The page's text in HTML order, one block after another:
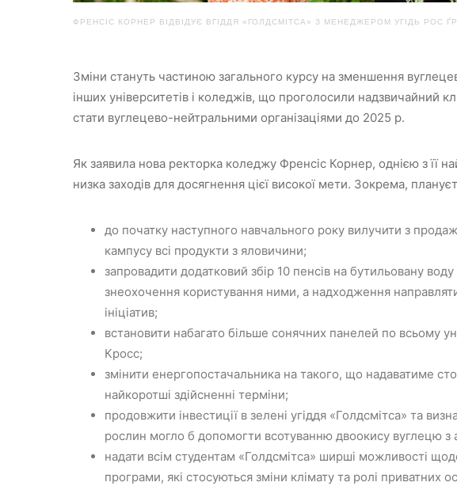
ФРЕНСІС КОРНЕР ВІДВІДУЄ ВГІДДЯ «ГОЛДСМІТСА» З МЕНЕДЖЕРОМ УГІДЬ РОС
Зміни стануть частиною загального курсу на зменшення
інших університетів і коледжів, що проголосили надзвичайний
стати вуглецево-нейтральними організаціями до 2025 р.
Як заявила нова ректорка коледжу Френсіс Корнер, однією з її
низка заходів для досягнення цієї високої мети. Зокрема,
до початку наступного навчального року вилучити з
кампусу всі продукти з яловичини;
запровадити додатковий збір 10 пенсів на бутильовану
знеохочення користування ними, а надходження
ініціатив;
встановити набагато більше сонячних панелей по всьому
Кросс;
змінити енергопостачальника на такого, що надаватиме
найкоротші здійсненні терміни;
продовжити інвестиції в зелені угіддя «Голдсмітса» та
рослин могло б допомогти всотуванню двоокису вуглецю з
надати всім студентам «Голдсмітса» ширші можливості
програми, які стосуються зміни клімату та ролі приватних